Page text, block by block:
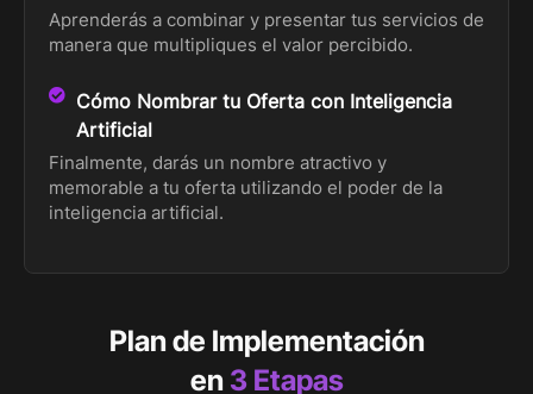
Aprenderás a combinar y presentar tus servicios de
manera que multipliques el valor percibido.
Cómo Nombrar tu Oferta con Inteligencia
Artificial
Finalmente, darás un nombre atractivo y
memorable a tu oferta utilizando el poder de la
inteligencia artificial.
Plan de Implementación
en 3 Etapas